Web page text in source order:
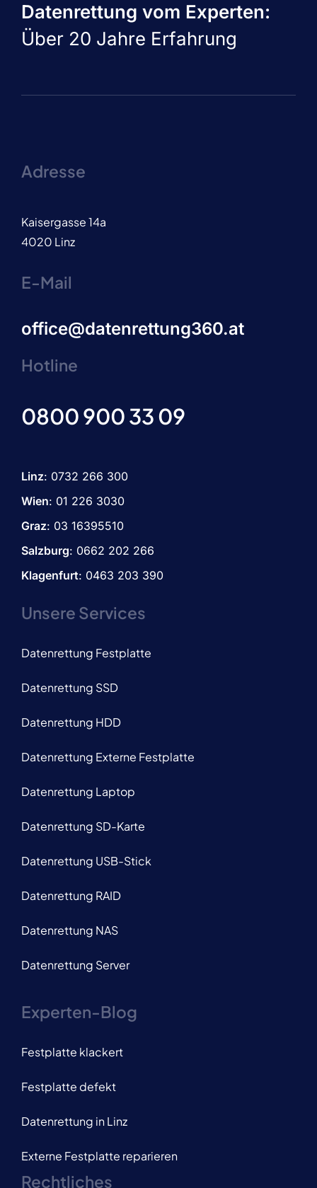
Datenrettung vom Experten:
Über 20 Jahre Erfahrung
Adresse
Kaisergasse 14a
4020 Linz
E-Mail
office@datenrettung360.at
Hotline
0800 900 33 09
Linz: 0732 266 300
Wien: 01 226 3030
Graz: 03 16395510
Salzburg: 0662 202 266
Klagenfurt: 0463 203 390
Unsere Services
Datenrettung Festplatte
Datenrettung SSD
Datenrettung HDD
Datenrettung Externe Festplatte
Datenrettung Laptop
Datenrettung SD-Karte
Datenrettung USB-Stick
Datenrettung RAID
Datenrettung NAS
Datenrettung Server
Experten-Blog
Festplatte klackert
Festplatte defekt
Datenrettung in Linz
Externe Festplatte reparieren
Rechtliches